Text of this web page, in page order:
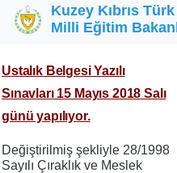
Ana içeriğe atla
Kuzey Kıbrıs
Milli Eğitim
Ustalık Belgesi Yazılı
Sınavları 15 Mayıs 2018 Salı
günü yapılıyor.
Değiştirilmiş şekliyle 28/1998
Sayılı Çıraklık ve Meslek